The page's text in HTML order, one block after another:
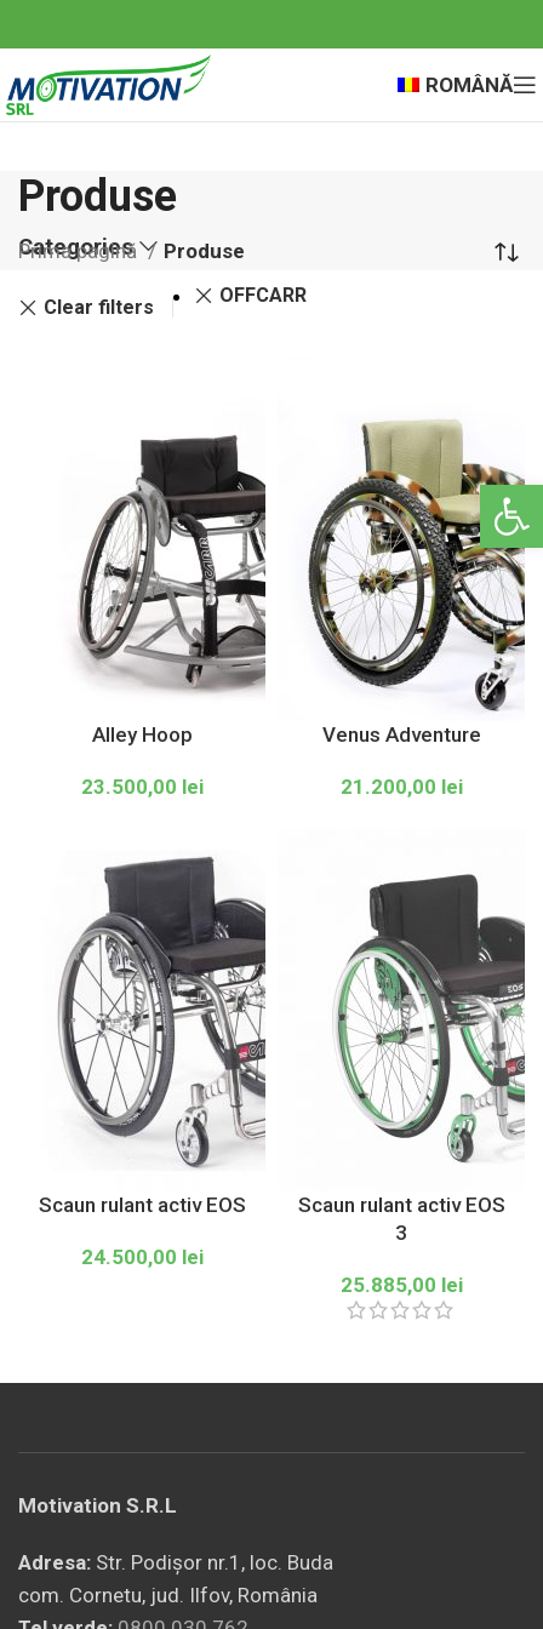
Deschide
ROMÂNĂ
Produse
Categories
Prima pagină Produse
Clear filters
OFFCARR
Alley Hoop
23.500,00 lei
Venus Adventure
21.200,00 lei
Scaun rulant activ EOS
24.500,00 lei
Scaun rulant activ EOS
3
25.885,00 lei
Motivation S.R.L
Adresa: Str. Podișor nr.1, loc. Buda
com. Cornetu, jud. Ilfov, România